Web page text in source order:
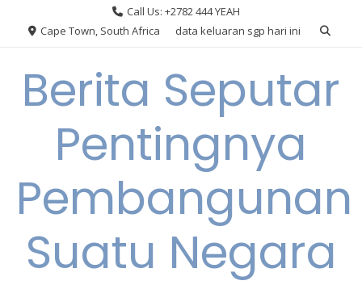
Call Us: +2782 444 YEAH
Cape Town, South Africa
data keluaran sgp hari ini
Berita Seputar
Pentingnya
Pembangunan
Suatu Negara